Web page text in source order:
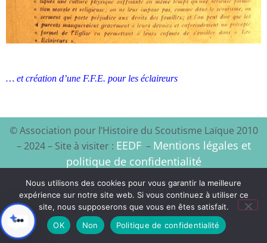
… et création d’une F.F.E. pour les éclaireurs
© Association pour l’Histoire du Scoutisme Laïque 2010
– 2024 – Site à visiter : EEDF– Mentions légales et
politique de confidentialité
Création du site :Xyloon
Nous utilisons des cookies pour vous garantir la meilleure
expérience sur notre site web. Si vous continuez à utiliser ce
site, nous supposerons que vous en êtes satisfait.
OK
Non Politique de confidentialité